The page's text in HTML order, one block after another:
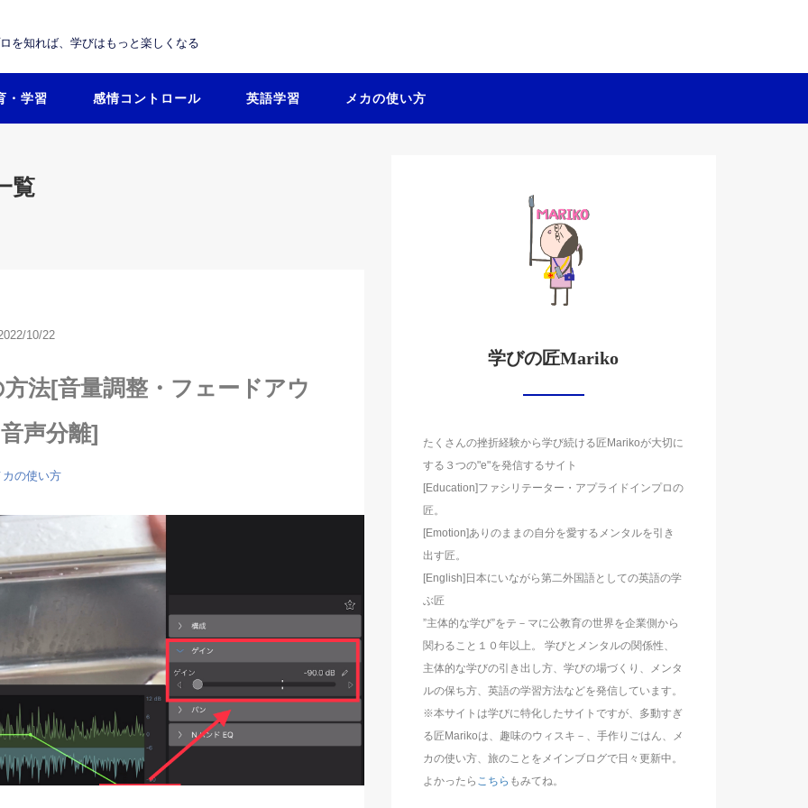
を知れば、学びはもっと楽しくなる
・学習 感情コントロール 英語学習 メカの使い方
覧
10/22
法[音量調整・フェードアウ
声分離]
カの使い方
学びの匠Mariko
たくさんの挫折経験から学び続ける匠Marikoが大切に
する３つの"e"を発信するサイト
[Education]ファシリテーター・アプライドインプロの
匠。
[Emotion]ありのままの自分を愛するメンタルを引き
出す匠。
[English]日本にいながら第二外国語としての英語の学
ぶ匠
”主体的な学び”をテ－マに公教育の世界を企業側から
関わること１０年以上。 学びとメンタルの関係性、
主体的な学びの引き出し方、学びの場づくり、メンタ
ルの保ち方、英語の学習方法などを発信しています。
※本サイトは学びに特化したサイトですが、多動すぎ
る匠Marikoは、趣味のウィスキ－、手作りごはん、メ
カの使い方、旅のことをメインブログで日々更新中。
よかったら こちら もみてね。